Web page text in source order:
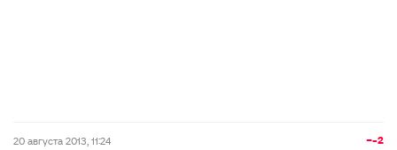
−-2
20 августа 2013, 11:24